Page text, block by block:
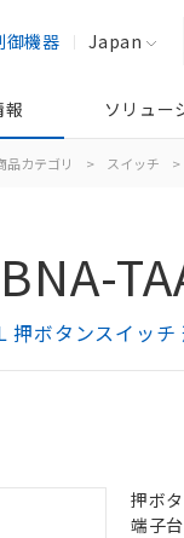
御機器 Japan
報 ソリュー
品カテゴリ > スイッチ >
押ボタンスイッチ
押ボ
端子